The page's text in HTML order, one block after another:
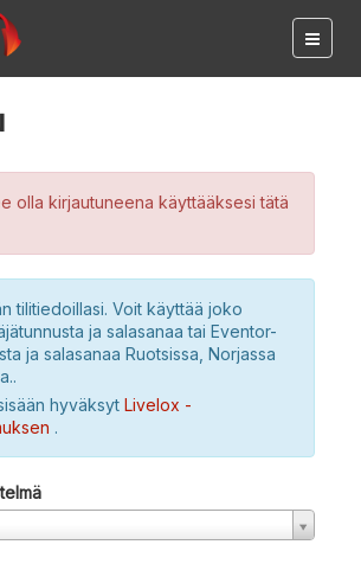
olla kirjautuneena käyttääksesi tätä
tilitiedoillasi. Voit käyttää joko
ja salasanaa tai Eventor-
ja salasanaa Ruotsissa, Norjassa
hyväksyt Livelox -
.